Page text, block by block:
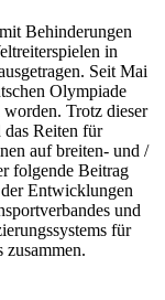
Behinderungen
in
Seit Mai
Olympiade
Trotz dieser
Reiten für
auf breiten- und /
folgende Beitrag
Entwicklungen
und
für
zusammen.